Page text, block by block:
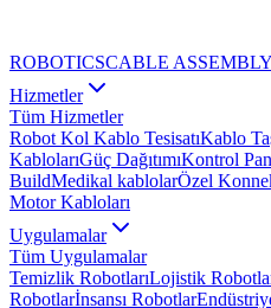
ROBOTICSCABLE ASSEMBLY
Hizmetler
Tüm Hizmetler
Robot Kol Kablo TesisatıKablo
KablolarıGüç DağıtımıKontrol
BuildMedikal kablolarÖzel
Motor Kabloları
Uygulamalar
Tüm Uygulamalar
Temizlik RobotlarıLojistik
Robotlarİnsansı Robotlar